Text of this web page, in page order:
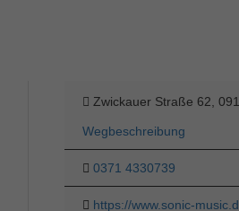
Zwickauer Straße 62,
Wegbeschreibung
0371 4330739
https://www.sonic-